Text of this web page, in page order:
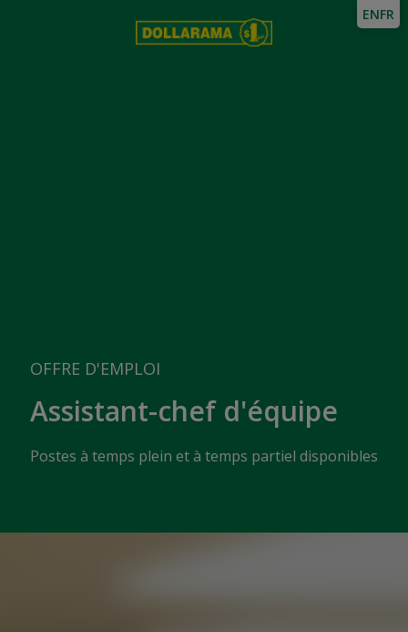
OFFRE D'EMPLOI
Assistant-chef d'équipe
Postes à temps plein et à temps partiel disponibles
ENFR